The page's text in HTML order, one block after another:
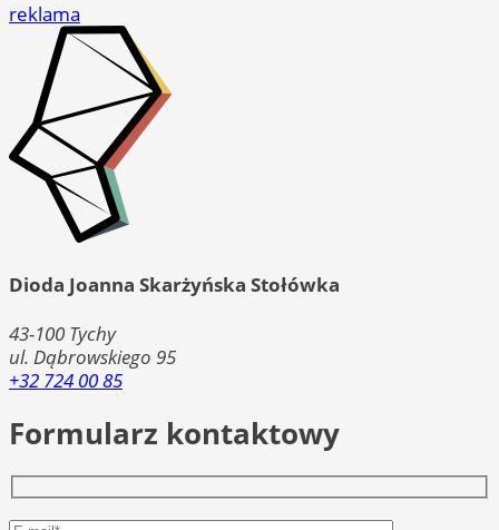
reklama
Dioda Joanna Skarżyńska Stołówka
43-100 Tychy
ul. Dąbrowskiego 95
+32 724 00 85
Formularz kontaktowy